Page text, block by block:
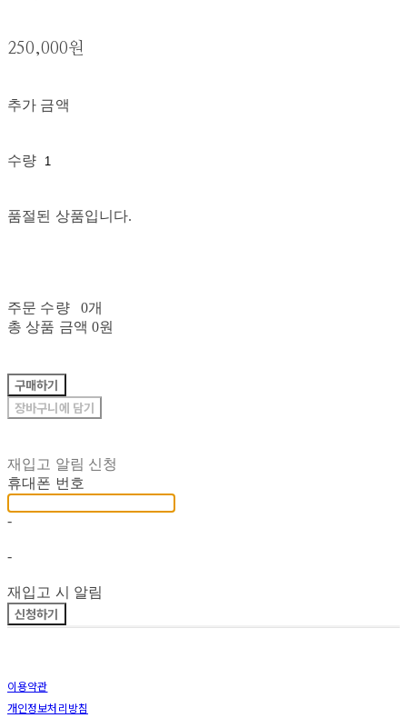
250,000원
추가 금액
수량
품절된 상품입니다.
주문 수량
0개
총 상품 금액 0원
구매하기
장바구니에 담기
재입고 알림 신청
휴대폰 번호
-
-
재입고 시 알림
신청하기
이용약관
개인정보처리방침